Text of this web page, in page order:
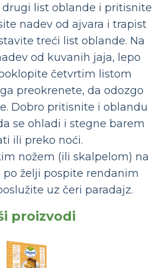
drugi list oblande i pritisnite
nadev od ajvara i trapist
treći list oblande. Na
od kuvanih jaja, lepo
četvrtim listom
preokrenete, da odozgo
Dobro pritisnite i oblandu
se ohladi i stegne barem
ili preko noći.
nožem (ili skalpelom) na
po želji pospite rendanim
uz čeri paradajz.
proizvodi